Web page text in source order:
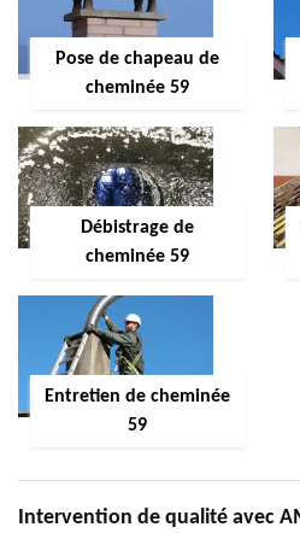
Pose de chapeau de
cheminée 59
Débistrage de
cheminée 59
Entretien de cheminée
59
Intervention de qualité avec